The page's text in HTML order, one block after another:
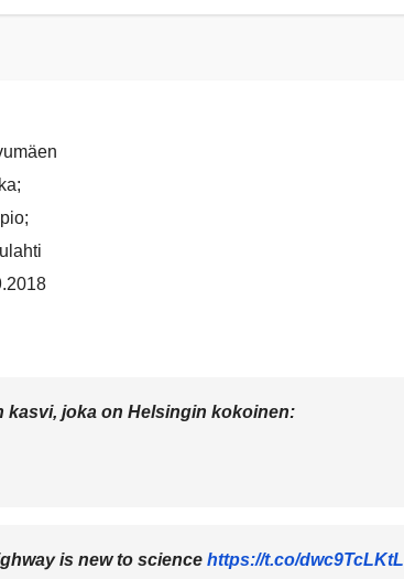
kasvi, joka on Helsingin kokoinen:
is new to science https://t.co/dwc9TcLKtL